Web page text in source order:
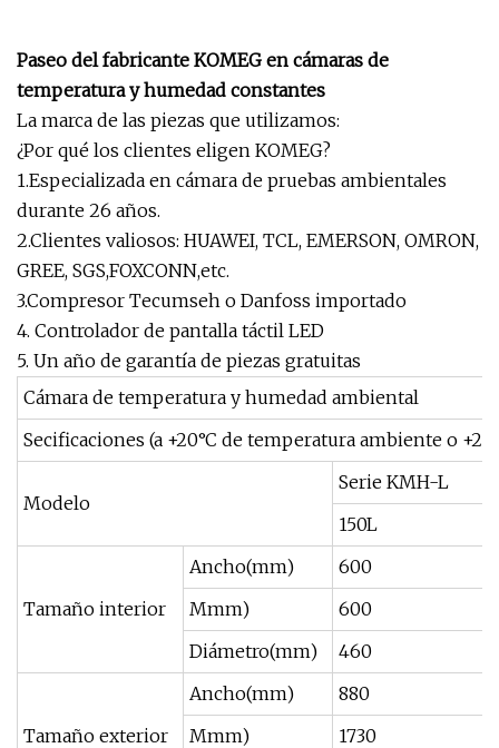
Paseo del fabricante KOMEG en cámaras de
temperatura y humedad constantes
La marca de las piezas que utilizamos:
¿Por qué los clientes eligen KOMEG?
1.Especializada en cámara de pruebas ambientales
durante 26 años.
2.Clientes valiosos: HUAWEI, TCL, EMERSON, OMRON,
GREE, SGS,FOXCONN,etc.
3.Compresor Tecumseh o Danfoss importado
4. Controlador de pantalla táctil LED
5. Un año de garantía de piezas gratuitas
Cámara de temperatura y humedad ambiental
Secificaciones (a +20°C de temperatura ambiente o
Modelo
Serie KMH-L
150L
Tamaño interior
Ancho(mm) 600
Mmm)
600
Diámetro(mm)
460
Tamaño exterior
Ancho(mm) 880
Mmm)
1730